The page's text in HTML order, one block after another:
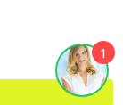
1